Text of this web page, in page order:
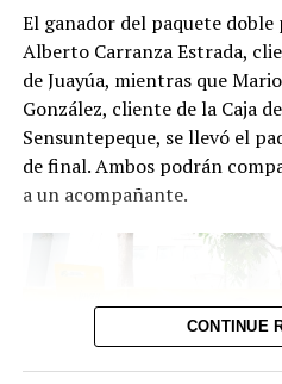
Cabe destacar que
incluye la modernización de
72 de última generación,
ecológicas para la operación
con capacidad para
TagAirlines es la aerolínea
aerolínea del Mundo Maya,
mantiene un firme
Facebook X
El ganador del paquete
Alberto Carranza Estrada,
de Juayúa, mientras que
González, cliente de la Caja
Sensuntepeque, se llevó el
de final. Ambos podrán
a un acompañante.
CONTINUE